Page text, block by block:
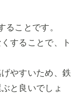
ることです。
することで、ト
やすいため、鉄
と良いでしょ